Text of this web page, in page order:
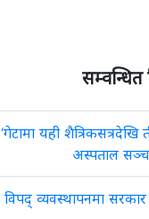
सम्वन्धित
‘गेटामा यही
अस्पताल
विपद् व्यवस्थापनमा सरकार